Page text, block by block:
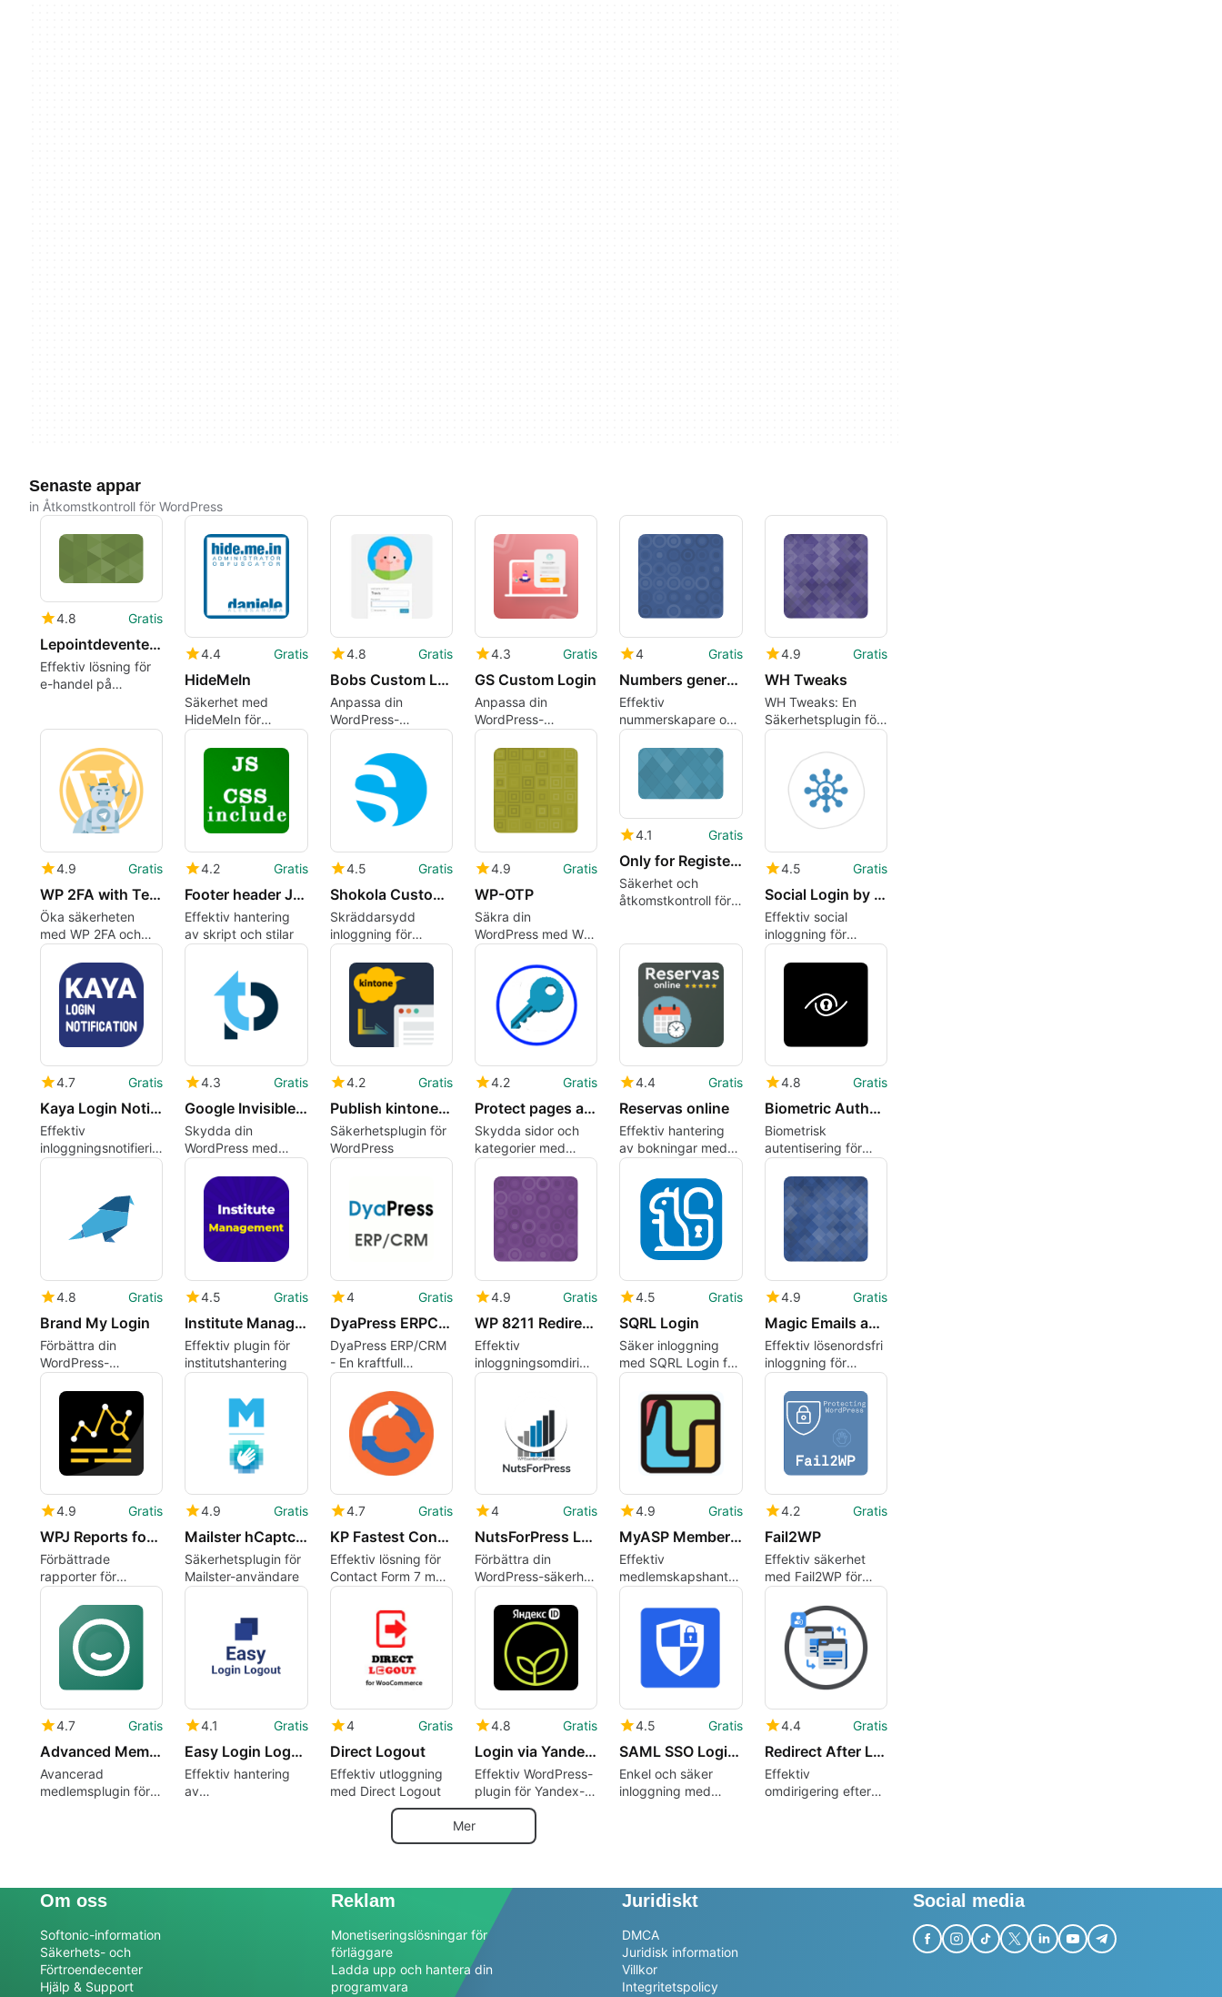
Senaste appar
in Åtkomstkontroll för WordPress
4.8 Gratis
Lepointdevente.com
Effektiv lösning för
e-handel på
4.4 Gratis
HideMeIn
Säkerhet med
HideMeIn för
WordPress
4.8 Gratis
Bobs Custom Login
Anpassa din
WordPress-
inloggning enkelt
4.3 Gratis
GS Custom Login
Anpassa din
WordPress-
inloggning med GS
Custom Login
4 Gratis
Numbers generator and validator
Effektiv
nummerskapare och
validerare för
WordPress
4.9 Gratis
WH Tweaks
WH Tweaks: En
Säkerhetsplugin för
WordPress
4.9 Gratis
WP 2FA with Telegram
Öka säkerheten
med WP 2FA och
Telegram
4.2 Gratis
Footer header JS amp CSS
Effektiv hantering
av skript och stilar
4.5 Gratis
Shokola Custom and White Label
Skräddarsydd
inloggning för
WordPress
4.9 Gratis
WP-OTP
Säkra din
WordPress med WP-
OTP
4.1 Gratis
Only for Registered Users
Säkerhet och
åtkomstkontroll för
4.5 Gratis
Social Login by BestWebSoft
Effektiv social
inloggning för
WordPress
4.7 Gratis
Kaya Login Notification
Effektiv
inloggningsnotifiering
för WordPress
4.3 Gratis
Google Invisible reCaptcha by ThreatPress
Skydda din
WordPress med
Invisible
reCAPTCHA
4.2 Gratis
Publish kintone data
Säkerhetsplugin för
WordPress
4.2 Gratis
Protect pages and categories with login
Skydda sidor och
kategorier med
inloggning
4.4 Gratis
Reservas online
Effektiv hantering
av bokningar med
Reservas online
4.8 Gratis
Biometric Authentication
Biometrisk
autentisering för
WordPress
4.8 Gratis
Brand My Login
Förbättra din
WordPress-
inloggning med
Brand My Login
4.5 Gratis
Institute Management 8211 Learning Management System
Effektiv plugin för
institutshantering
4 Gratis
DyaPress ERPCRM
DyaPress ERP/CRM
- En kraftfull
WordPress-plugin
4.9 Gratis
WP 8211 Redirect to homepage after login
Effektiv
inloggningsomdirigering
för WordPress
4.5 Gratis
SQRL Login
Säker inloggning
med SQRL Login för
WordPress
4.9 Gratis
Magic Emails amp Autologin URLs
Effektiv lösenordsfri
inloggning för
WordPress
4.9 Gratis
WPJ Reports for MemberPress
Förbättrade
rapporter för
MemberPress
4.9 Gratis
Mailster hCaptcha
Säkerhetsplugin för
Mailster-användare
4.7 Gratis
KP Fastest Contact Form 7 Recaptcha V3
Effektiv lösning för
Contact Form 7 med
Recaptcha V3
4 Gratis
NutsForPress Login Watchdog
Förbättra din
WordPress-säkerhet
med NutsForPress
4.9 Gratis
MyASP MemberShip
Effektiv
medlemskapshantering
med MyASP
MemberShip
4.2 Gratis
Fail2WP
Effektiv säkerhet
med Fail2WP för
WordPress
4.7 Gratis
Advanced Members for ACF
Avancerad
medlemsplugin för
4.1 Gratis
Easy Login Logout
Effektiv hantering
av
4 Gratis
Direct Logout
Effektiv utloggning
med Direct Logout
4.8 Gratis
Login via Yandex вход через Яндекс ID
Effektiv WordPress-
plugin för Yandex-
inloggning
4.5 Gratis
SAML SSO Login 8211 WP Single Sign On
Enkel och säker
inloggning med
4.4 Gratis
Redirect After Logout
Effektiv
omdirigering efter
Mer
Om oss
Softonic-information
Säkerhets- och
Förtroendecenter
Hjälp & Support
Reklam
Monetiseringslösningar för
förläggare
Ladda upp och hantera din
programvara
Juridiskt
DMCA
Juridisk information
Villkor
Integritetspolicy
Social media